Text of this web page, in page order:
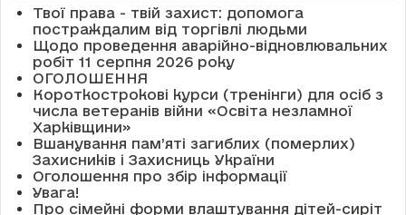
Твої права - твій захист: допомога
постраждалим від торгівлі людьми
Щодо проведення аварійно-відновлювальних
робіт 11 серпня 2026 року
ОГОЛОШЕННЯ
Короткострокові курси (тренінги) для осіб з
числа ветеранів війни «Освіта незламної
Харківщини»
Вшанування пам’яті загиблих (померлих)
Захисників і Захисниць України
Оголошення про збір інформації
Увага!
Про сімейні форми влаштування дітей-сиріт